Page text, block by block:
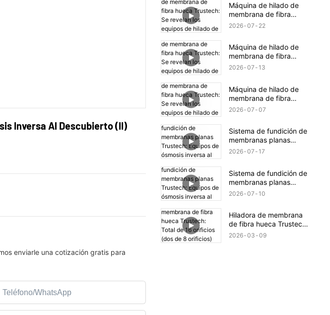
Inversa Al Descubierto (II)
enviarle una cotización gratis para
Teléfono/WhatsApp
Máquina de hilado de
membrana de fibra
hueca Trustech: Se
2026 07 22
Máquina de hilado de
membrana de fibra
hueca Trustech: Se
2026 07 13
Máquina de hilado de
membrana de fibra
hueca Trustech: Se
2026 07 07
Sistema de fundición de
membranas planas
Trustech: Equipos de
2026 07 17
Sistema de fundición de
membranas planas
Trustech: Equipos de
2026 07 10
Hiladora de membrana
de fibra hueca Trustech:
Total de 16 orificios (dos
2026 03 09